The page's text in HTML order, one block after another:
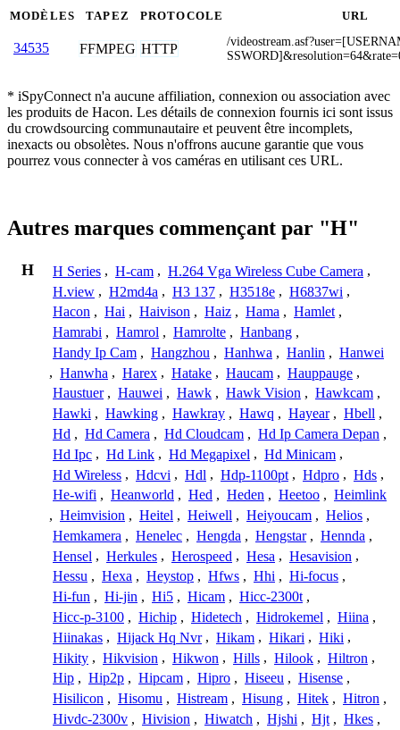
MODÈLES TAPEZ PROTOCOLE URL
34535 FFMPEG HTTP
/
* iSpyConnect n'a aucune affiliation, connexion ou association avec
les produits de Hacon. Les détails de connexion fournis ici sont issus
du crowdsourcing communautaire et peuvent être incomplets,
inexacts ou obsolètes. Nous n'offrons aucune garantie que vous
pourrez vous connecter à vos caméras en utilisant ces URL.
Autres marques commençant par "H"
H H Series , H-cam , H.264 Vga Wireless Cube Camera ,
H.view , H2md4a , H3 137 , H3518e , H6837wi ,
Hacon , Hai , Haivison , Haiz , Hama , Hamlet ,
Hamrabi , Hamrol , Hamrolte , Hanbang ,
Handy Ip Cam , Hangzhou , Hanhwa , Hanlin , Hanwei
, Hanwha , Harex , Hatake , Haucam , Hauppauge ,
Haustuer , Hauwei , Hawk , Hawk Vision , Hawkcam ,
Hawki , Hawking , Hawkray , Hawq , Hayear , Hbell ,
Hd , Hd Camera , Hd Cloudcam , Hd Ip Camera Depan ,
Hd Ipc , Hd Link , Hd Megapixel , Hd Minicam ,
Hd Wireless , Hdcvi , Hdl , Hdp-1100pt , Hdpro , Hds ,
He-wifi , Heanworld , Hed , Heden , Heetoo , Heimlink
, Heimvision , Heitel , Heiwell , Heiyoucam , Helios ,
Hemkamera , Henelec , Hengda , Hengstar , Hennda ,
Hensel , Herkules , Herospeed , Hesa , Hesavision ,
Hessu , Hexa , Heystop , Hfws , Hhi , Hi-focus ,
Hi-fun , Hi-jin , Hi5 , Hicam , Hicc-2300t ,
Hicc-p-3100 , Hichip , Hidetech , Hidrokemel , Hiina ,
Hiinakas , Hijack Hq Nvr , Hikam , Hikari , Hiki ,
Hikity , Hikvision , Hikwon , Hills , Hilook , Hiltron ,
Hip , Hip2p , Hipcam , Hipro , Hiseeu , Hisense ,
Hisilicon , Hisomu , Histream , Hisung , Hitek , Hitron ,
Hivdc-2300v , Hivision , Hiwatch , Hjshi , Hjt , Hkes ,